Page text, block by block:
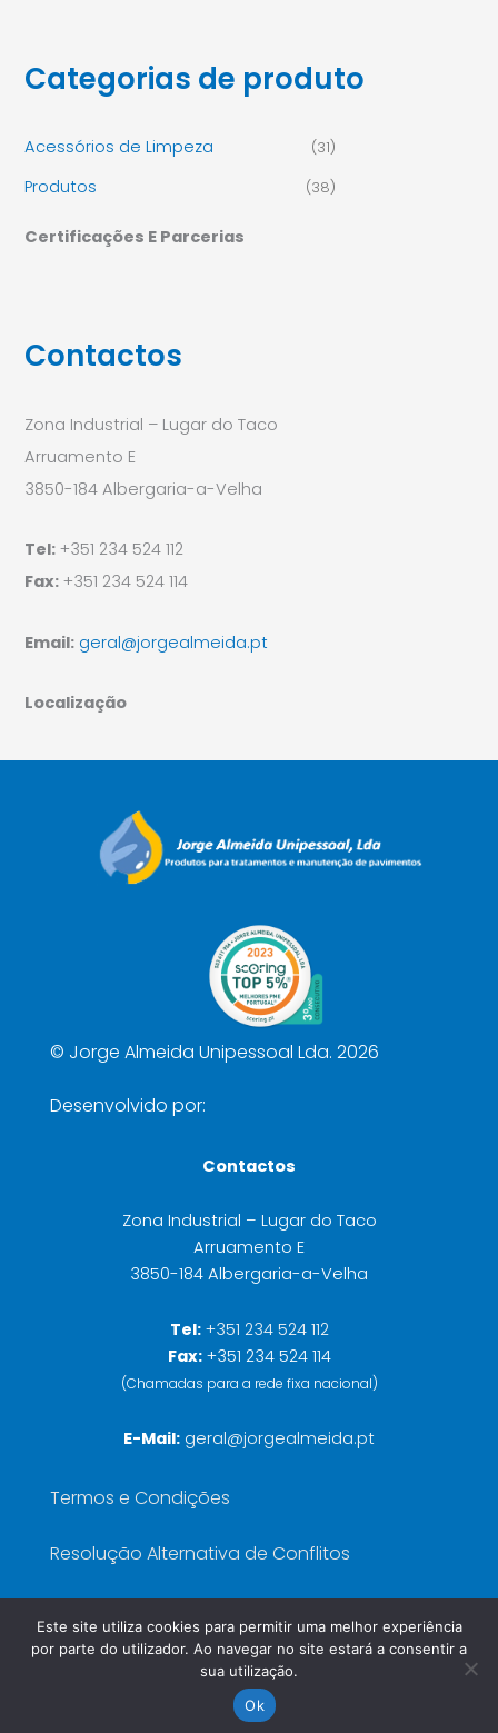
Categorias de produto
Acessórios de Limpeza (31)
Produtos (38)
Certificações E Parcerias
Contactos
Zona Industrial – Lugar do Taco
Arruamento E
3850-184 Albergaria-a-Velha
Tel: +351 234 524 112
Fax: +351 234 524 114
Email: geral@jorgealmeida.pt
Localização
© Jorge Almeida Unipessoal Lda. 2026
Desenvolvido por:
Contactos
Zona Industrial – Lugar do Taco
Arruamento E
3850-184 Albergaria-a-Velha
Tel: +351 234 524 112
Fax:+351 234 524 114
(Chamadas para a rede fixa nacional)
E-Mail: geral@jorgealmeida.pt
Termos e Condições
Resolução Alternativa de Conflitos
Livro de Reclamações
Este site utiliza cookies para permitir uma melhor experiência
por parte do utilizador. Ao navegar no site estará a consentir a
sua utilização.
Ok